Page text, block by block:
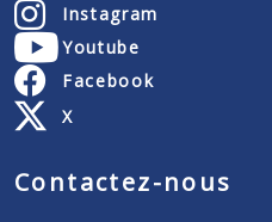
Instagram
Youtube
Facebook
X
Contactez-nous